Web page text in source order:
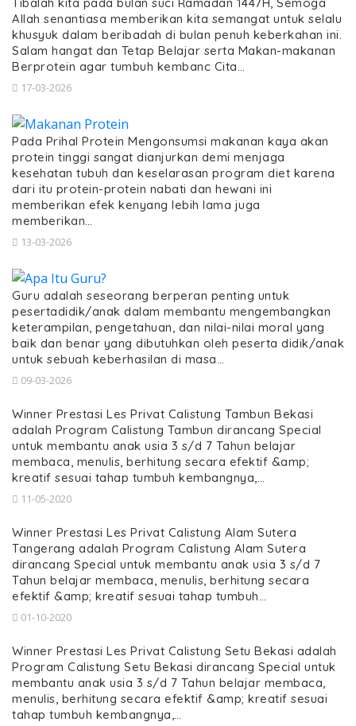
Allah senantiasa memberikan kita semangat untuk selalu
khusyuk dalam beribadah di bulan penuh keberkahan ini.
Salam hangat dan Tetap Belajar serta Makan-makanan
Berprotein agar tumbuh kembanc Cita…
17-03-2026
Pada Prihal Protein Mengonsumsi makanan kaya akan
protein tinggi sangat dianjurkan demi menjaga
kesehatan tubuh dan keselarasan program diet karena
dari itu protein-protein nabati dan hewani ini
memberikan efek kenyang lebih lama juga
memberikan…
13-03-2026
Guru adalah seseorang berperan penting untuk
pesertadidik/anak dalam membantu mengembangkan
keterampilan, pengetahuan, dan nilai-nilai moral yang
baik dan benar yang dibutuhkan oleh peserta didik/anak
untuk sebuah keberhasilan di masa…
09-03-2026
Winner Prestasi Les Privat Calistung Tambun Bekasi
adalah Program Calistung Tambun dirancang Special
untuk membantu anak usia 3 s/d 7 Tahun belajar
membaca, menulis, berhitung secara efektif &amp;
kreatif sesuai tahap tumbuh kembangnya,…
11-05-2020
Winner Prestasi Les Privat Calistung Alam Sutera
Tangerang adalah Program Calistung Alam Sutera
dirancang Special untuk membantu anak usia 3 s/d 7
Tahun belajar membaca, menulis, berhitung secara
efektif &amp; kreatif sesuai tahap tumbuh…
01-10-2020
Winner Prestasi Les Privat Calistung Setu Bekasi adalah
Program Calistung Setu Bekasi dirancang Special untuk
membantu anak usia 3 s/d 7 Tahun belajar membaca,
menulis, berhitung secara efektif &amp; kreatif sesuai
tahap tumbuh kembangnya,…